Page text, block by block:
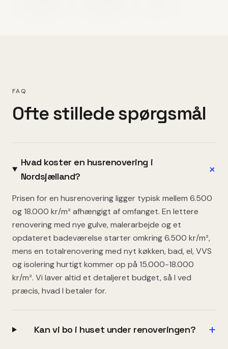
FAQ
Ofte stillede spørgsmål
Hvad koster en husrenovering i
Nordsjælland?
+
Prisen for en husrenovering ligger typisk mellem 6.500
og 18.000 kr/m² afhængigt af omfanget. En lettere
renovering med nye gulve, malerarbejde og et
opdateret badeværelse starter omkring 6.500 kr/m²,
mens en totalrenovering med nyt køkken, bad, el, VVS
og isolering hurtigt kommer op på 15.000-18.000
kr/m². Vi laver altid et detaljeret budget, så I ved
præcis, hvad I betaler for.
Kan vi bo i huset under renoveringen? +